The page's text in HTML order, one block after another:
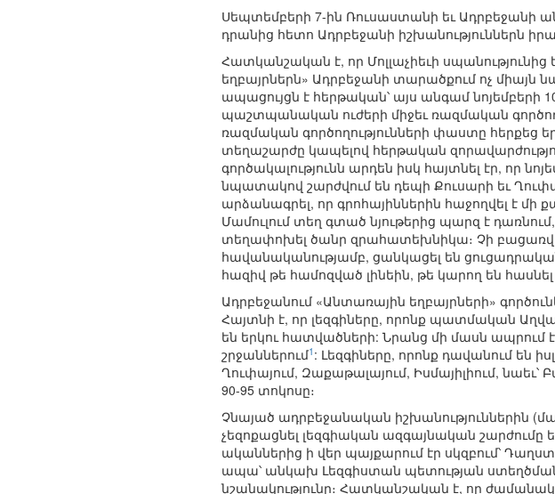
Սեպտեմբերի 7-ին Ռուսաստանի եւ Ադրբեջանի
դրանից հետո Ադրբեջանի իշխանություններն
Հատկանշական է, որ Մոլլաչիեւի
եղբայրներն» Ադրբեջանի տարածքում ոչ միայն
ապացույցն է հերթական՝ այս անգամ նոյեմբերի
պաշտպանական ուժերի միջեւ ռազմական
ռազմական գործողությունների փաստը հերքեց
տեղաշարժը կապելով հերթական
գործակալությունն արդեն իսկ հայտնել էր, որ
նպատակով շարժվում են դեպի Քուսարի եւ
արձանագրել, որ գրոհայիններին հաջողվել է մի
Մամուլում տեղ գտած նյութերից պարզ է
տեղափոխել ծանր զրահատեխնիկա։ Չի
հավանականությամբ, ցանկացել են
հազիվ թե համոզված լինեին, թե կարող են
Ադրբեջանում «Անտառային եղբայրների»
Հայտնի է, որ լեզգիները, որոնք պատմական
են երկու հատվածների: Նրանց մի մասն ապրում է
շրջաններում1 : Լեզգիները, որոնք դավանում են
Ղուփայում, Զաքաթալայում, Իսմայիլիում, նաեւ՝
90-95 տոկոսը։
Չնայած ադրբեջանական իշխանություններին
չեզոքացնել լեզգիական ազգայնական
ականներից ի վեր պայքարում էր սկզբում՝
ապա՝ անկախ Լեզգիստան պետության
նշանակությունը։ Հատկանշական է, որ